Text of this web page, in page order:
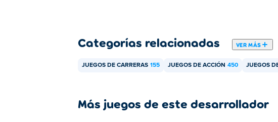
Categorías relacionadas VER MÁS
JUEGOS DE CARRERAS 155 JUEGOS DE ACCIÓN 450 JUEGOS
Más juegos de este desarrollador